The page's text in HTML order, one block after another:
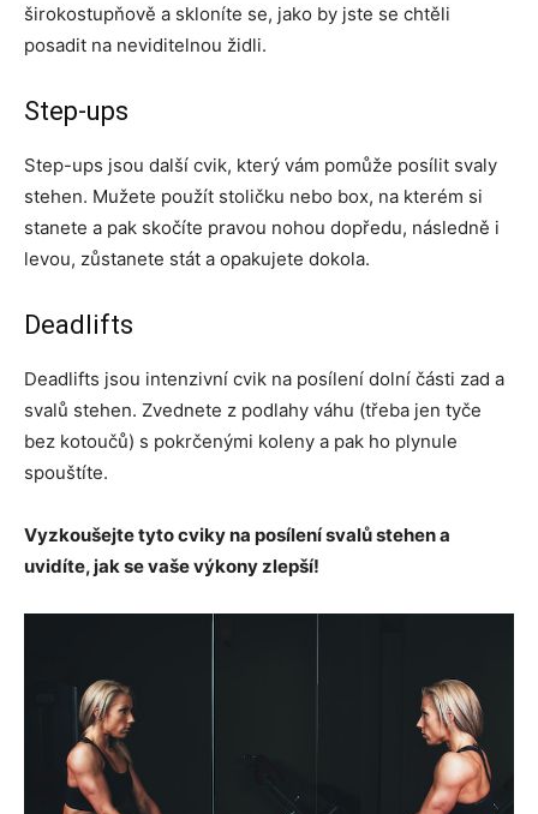
širokostupňově a skloníte se, jako by jste se chtěli
posadit na neviditelnou židli.
Step-ups
Step-ups jsou další cvik, který vám pomůže posílit svaly
stehen. Mužete použít stoličku nebo box, na kterém si
stanete a pak skočíte pravou nohou dopředu, následně i
levou, zůstanete stát a opakujete dokola.
Deadlifts
Deadlifts jsou intenzivní cvik na posílení dolní části zad a
svalů stehen. Zvednete z podlahy váhu (třeba jen tyče
bez kotoučů) s pokrčenými koleny a pak ho plynule
spouštíte.
Vyzkoušejte tyto cviky na posílení svalů stehen a
uvidíte, jak se vaše výkony zlepší!